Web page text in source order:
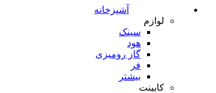
آشپزخانه
لوازم
سینک
هود
گاز رومیزی
فر
بیشتر
کابینت